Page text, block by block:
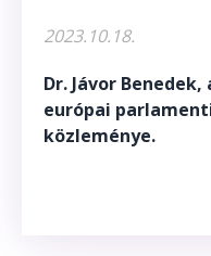
2023.10.18.
Dr. Jávor Benedek,
európai
közleménye.